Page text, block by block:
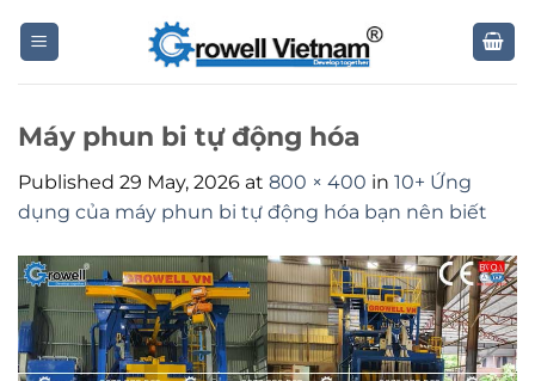
Máy phun bi tự động hóa
Published 29 May, 2026 at 800 × 400 in 10+ Ứng
dụng của máy phun bi tự động hóa bạn nên biết